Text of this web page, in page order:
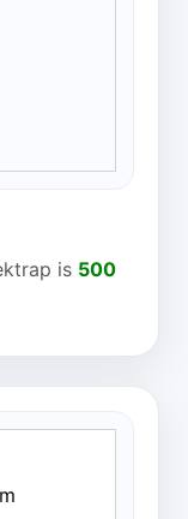
is 500